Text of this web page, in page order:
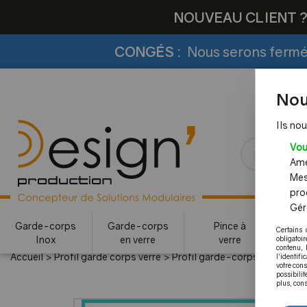
NOUVEAU CLIENT ?
CONGÉS : Nous serons
Garde-corps
Inox
Garde-corps
en verre
Pince à
verre
Accueil>Profil garde corps verre>Profil garde-corps verre
Ils
Certains
contenu,
votre
plus,